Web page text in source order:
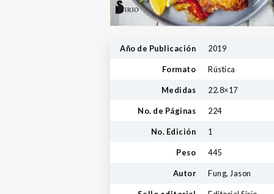
Año de Publicación 2019
Formato Rústica
Medidas 22.8×17
No. de Páginas 224
No. Edición 1
Peso 445
Autor Fung, Jason